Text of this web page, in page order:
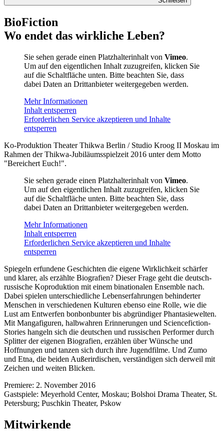
BioFiction
Wo endet das wirkliche Leben?
Sie sehen gerade einen Platzhalterinhalt von Vimeo.
Um auf den eigentlichen Inhalt zuzugreifen, klicken Sie
auf die Schaltfläche unten. Bitte beachten Sie, dass
dabei Daten an Drittanbieter weitergegeben werden.
Mehr Informationen
Inhalt entsperren
Erforderlichen Service akzeptieren und Inhalte
entsperren
Ko-Produktion Theater Thikwa Berlin / Studio Kroog II Moskau im
Rahmen der Thikwa-Jubiläumsspielzeit 2016 unter dem Motto
"Bereichert Euch!".
Sie sehen gerade einen Platzhalterinhalt von Vimeo.
Um auf den eigentlichen Inhalt zuzugreifen, klicken Sie
auf die Schaltfläche unten. Bitte beachten Sie, dass
dabei Daten an Drittanbieter weitergegeben werden.
Mehr Informationen
Inhalt entsperren
Erforderlichen Service akzeptieren und Inhalte
entsperren
Spiegeln erfundene Geschichten die eigene Wirklichkeit schärfer
und klarer, als erzählte Biografien? Dieser Frage geht die deutsch-
russische Koproduktion mit einem binationalen Ensemble nach.
Dabei spielen unterschiedliche Lebenserfahrungen behinderter
Menschen in verschiedenen Kulturen ebenso eine Rolle, wie die
Lust am Entwerfen bonbonbunter bis abgründiger Phantasiewelten.
Mit Mangafiguren, halbwahren Erinnerungen und Sciencefiction-
Stories hangeln sich die deutschen und russischen Performer durch
Splitter der eigenen Biografien, erzählen über Wünsche und
Hoffnungen und tanzen sich durch ihre Jugendfilme. Und Zumo
und Etna, die beiden Außerirdischen, verständigen sich derweil mit
Zeichen und weiten Blicken.
Premiere: 2. November 2016
Gastspiele: Meyerhold Center, Moskau; Bolshoi Drama Theater, St.
Petersburg; Puschkin Theater, Pskow
Mitwirkende